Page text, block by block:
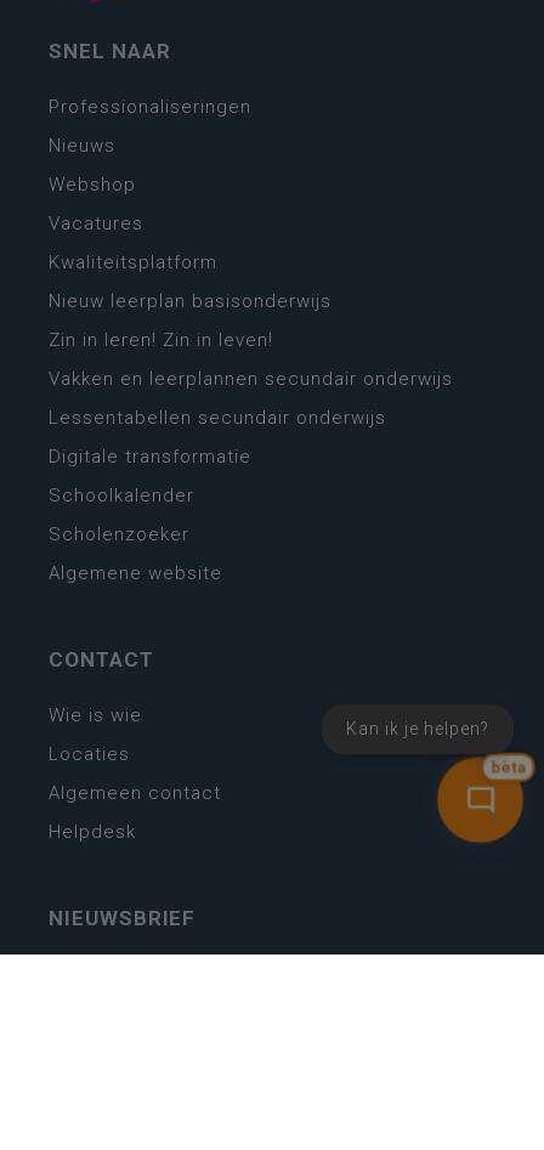
bèta
Kan ik je helpen?
SNEL NAAR
Professionaliseringen
Nieuws
Webshop
Vacatures
Kwaliteitsplatform
Nieuw leerplan basisonderwijs
Zin in leren! Zin in leven!
Vakken en leerplannen secundair onderwijs
Lessentabellen secundair onderwijs
Digitale transformatie
Schoolkalender
Scholenzoeker
Algemene website
CONTACT
Wie is wie
Locaties
Algemeen contact
Helpdesk
NIEUWSBRIEF